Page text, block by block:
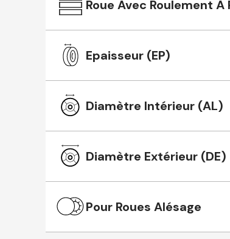
Roue Avec Roulement À
Epaisseur (EP)
Diamètre Intérieur (AL)
Diamètre Extérieur (DE)
Pour Roues Alésage